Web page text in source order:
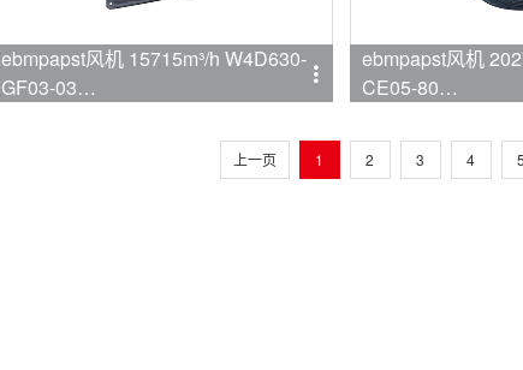
ebmpapst风机 15715m³/h W4D630-
GF03-03
ebmpapst风机
CE05-80
上一页 1 2 3 4 5